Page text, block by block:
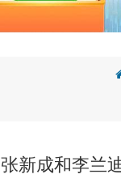
张新成和李兰